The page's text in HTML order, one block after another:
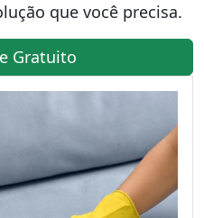
que você precisa.
Gratuito